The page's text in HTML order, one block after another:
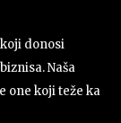
donosi
Naša
one koji teže ka